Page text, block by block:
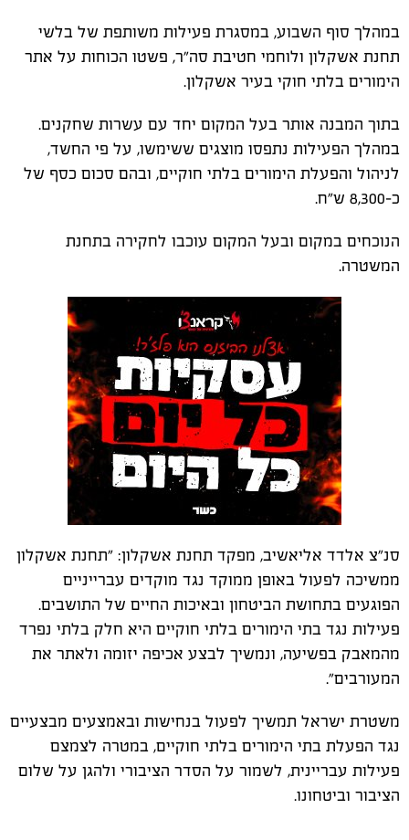
במהלך סוף השבוע, במסגרת פעילות משותפת של בלשי
תחנת אשקלון ולוחמי חטיבת סה"ר, פשטו הכוחות על אתר
הימורים בלתי חוקי בעיר אשקלון.
בתוך המבנה אותר בעל המקום יחד עם עשרות שחקנים.
במהלך הפעילות נתפסו מוצגים ששימשו, על פי החשד,
לניהול והפעלת הימורים בלתי חוקיים, ובהם סכום כסף של
כ-8,300 ש"ח.
הנוכחים במקום ובעל המקום עוכבו לחקירה בתחנת
המשטרה.
סנ"צ אלדד אליאשיב, מפקד תחנת אשקלון: "תחנת אשקלון
ממשיכה לפעול באופן ממוקד נגד מוקדים עברייניים
הפוגעים בתחושת הביטחון ובאיכות החיים של התושבים.
פעילות נגד בתי הימורים בלתי חוקיים היא חלק בלתי נפרד
מהמאבק בפשיעה, ונמשיך לבצע אכיפה יזומה ולאתר את
המעורבים".
משטרת ישראל תמשיך לפעול בנחישות ובאמצעים מבצעיים
נגד הפעלת בתי הימורים בלתי חוקיים, במטרה לצמצם
פעילות עבריינית, לשמור על הסדר הציבורי ולהגן על שלום
הציבור וביטחונו.